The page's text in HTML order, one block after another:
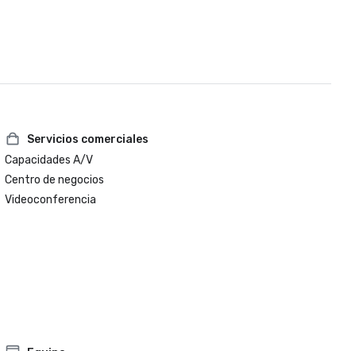
Servicios comerciales
Capacidades A/V
Centro de negocios
Videoconferencia